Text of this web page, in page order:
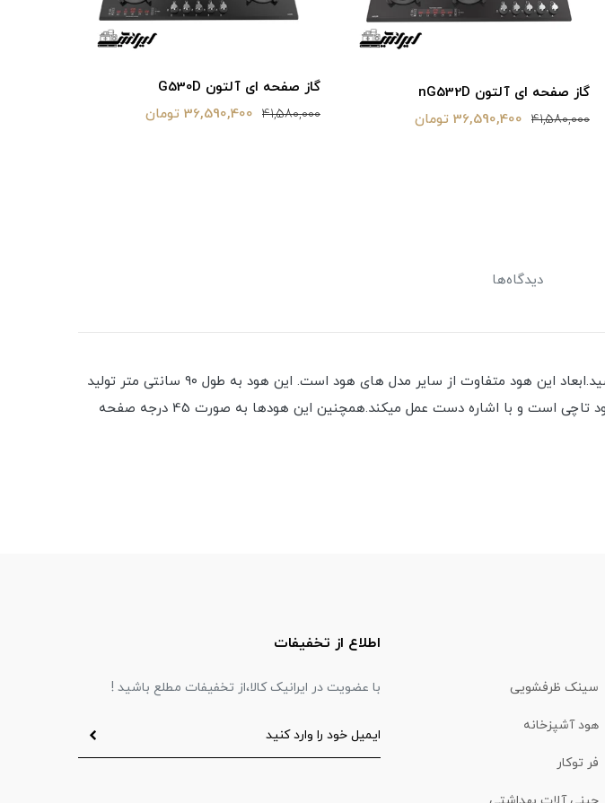
گاز صفحه ای آلتون nG532D
41,580,000 36,590,400 تومان
گاز صفحه ای آلتون G530D
41,580,000 36,590,400 تومان
دیدگاه‌ها
اگر قصد خرید یک هود باکیفیت را دارید با ما همراه باشید.ابعاد این هود متفاوت از سایر مدل های هود است. این هود به طول ۹۰ سانتی متر تولید
شده است و برای اجاق گازهای بزرگتر که تعداد شعله های بیشتری دارند مناسب است.این هود تاچی است و با اشاره دست عمل میکند.همچنین این هودها به صورت 45 درجه صفحه
سینک ظرفشویی
هود آشپزخانه
فر توکار
اطلاع از تخفیفات
با عضویت در ایرانیک کالا،از تخفیفات مطلع باشید !